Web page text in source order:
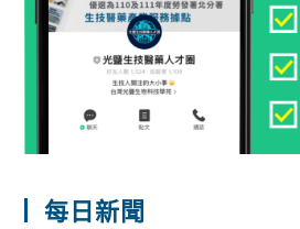
每日新聞